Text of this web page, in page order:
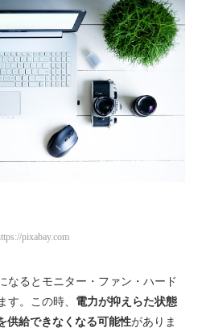
pixabay.com
なるとモニター・ファン・ハード
す。この時、 電力が抑えらた状態
供給できなくなる可能性がありま